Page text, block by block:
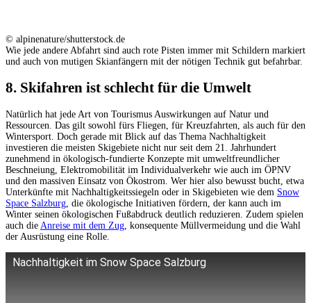
© alpinenature/shutterstock.de
Wie jede andere Abfahrt sind auch rote Pisten immer mit Schildern markiert
und auch von mutigen Skianfängern mit der nötigen Technik gut befahrbar.
8. Skifahren ist schlecht für die Umwelt
Natürlich hat jede Art von Tourismus Auswirkungen auf Natur und
Ressourcen. Das gilt sowohl fürs Fliegen, für Kreuzfahrten, als auch für den
Wintersport. Doch gerade mit Blick auf das Thema Nachhaltigkeit
investieren die meisten Skigebiete nicht nur seit dem 21. Jahrhundert
zunehmend in ökologisch-fundierte Konzepte mit umweltfreundlicher
Beschneiung, Elektromobilität im Individualverkehr wie auch im ÖPNV
und den massiven Einsatz von Ökostrom. Wer hier also bewusst bucht, etwa
Unterkünfte mit Nachhaltigkeitssiegeln oder in Skigebieten wie dem Snow
Space Salzburg , die ökologische Initiativen fördern, der kann auch im
Winter seinen ökologischen Fußabdruck deutlich reduzieren. Zudem spielen
auch die Anreise mit dem Zug , konsequente Müllvermeidung und die Wahl
der Ausrüstung eine Rolle.
Nachhaltigkeit im Snow Space Salzburg